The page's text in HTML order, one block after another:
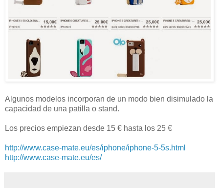
Algunos modelos incorporan de un modo bien disimulado la
capacidad de una patilla o stand.
Los precios empiezan desde 15 € hasta los 25 €
http://www.case-mate.eu/es/iphone/iphone-5-5s.html
http://www.case-mate.eu/es/